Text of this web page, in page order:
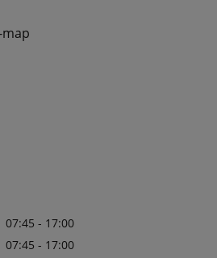
07:45 - 17:00
07:45 - 17:00